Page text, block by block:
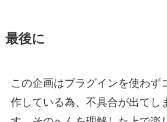
最後に
この企画はプラグインを使わず
作している為、不具合が出てし